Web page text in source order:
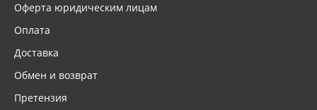
Оферта юридическим лицам
Оплата
Доставка
Обмен и возврат
Претензия